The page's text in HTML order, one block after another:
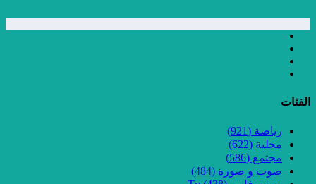
الفئات
رياضة (921)
محلية (622)
مجتمع (586)
صوت و صورة (484)